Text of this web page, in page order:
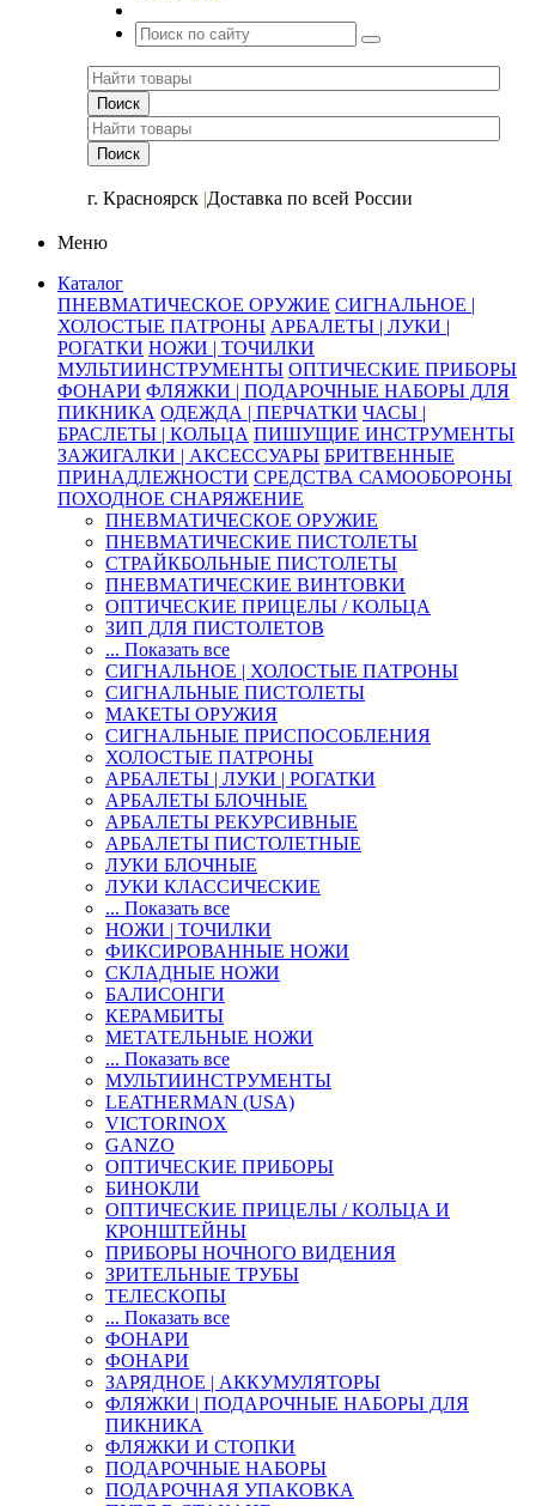
г. Красноярск |Доставка по всей России
Меню
Каталог
ПНЕВМАТИЧЕСКОЕ ОРУЖИЕ СИГНАЛЬНОЕ |
ХОЛОСТЫЕ ПАТРОНЫ АРБАЛЕТЫ | ЛУКИ |
РОГАТКИ НОЖИ | ТОЧИЛКИ
МУЛЬТИИНСТРУМЕНТЫ ОПТИЧЕСКИЕ ПРИБОРЫ
ФОНАРИ ФЛЯЖКИ | ПОДАРОЧНЫЕ НАБОРЫ ДЛЯ
ПИКНИКА ОДЕЖДА | ПЕРЧАТКИ ЧАСЫ |
БРАСЛЕТЫ | КОЛЬЦА ПИШУЩИЕ ИНСТРУМЕНТЫ
ЗАЖИГАЛКИ | АКСЕССУАРЫ БРИТВЕННЫЕ
ПРИНАДЛЕЖНОСТИ СРЕДСТВА САМООБОРОНЫ
ПОХОДНОЕ СНАРЯЖЕНИЕ
ПНЕВМАТИЧЕСКОЕ ОРУЖИЕ
ПНЕВМАТИЧЕСКИЕ ПИСТОЛЕТЫ
СТРАЙКБОЛЬНЫЕ ПИСТОЛЕТЫ
ПНЕВМАТИЧЕСКИЕ ВИНТОВКИ
ОПТИЧЕСКИЕ ПРИЦЕЛЫ / КОЛЬЦА
ЗИП ДЛЯ ПИСТОЛЕТОВ
... Показать все
СИГНАЛЬНОЕ | ХОЛОСТЫЕ ПАТРОНЫ
СИГНАЛЬНЫЕ ПИСТОЛЕТЫ
МАКЕТЫ ОРУЖИЯ
СИГНАЛЬНЫЕ ПРИСПОСОБЛЕНИЯ
ХОЛОСТЫЕ ПАТРОНЫ
АРБАЛЕТЫ | ЛУКИ | РОГАТКИ
АРБАЛЕТЫ БЛОЧНЫЕ
АРБАЛЕТЫ РЕКУРСИВНЫЕ
АРБАЛЕТЫ ПИСТОЛЕТНЫЕ
ЛУКИ БЛОЧНЫЕ
ЛУКИ КЛАССИЧЕСКИЕ
... Показать все
НОЖИ | ТОЧИЛКИ
ФИКСИРОВАННЫЕ НОЖИ
СКЛАДНЫЕ НОЖИ
БАЛИСОНГИ
КЕРАМБИТЫ
МЕТАТЕЛЬНЫЕ НОЖИ
... Показать все
МУЛЬТИИНСТРУМЕНТЫ
LEATHERMAN (USA)
VICTORINOX
GANZO
ОПТИЧЕСКИЕ ПРИБОРЫ
БИНОКЛИ
ОПТИЧЕСКИЕ ПРИЦЕЛЫ / КОЛЬЦА И
КРОНШТЕЙНЫ
ПРИБОРЫ НОЧНОГО ВИДЕНИЯ
ЗРИТЕЛЬНЫЕ ТРУБЫ
ТЕЛЕСКОПЫ
... Показать все
ФОНАРИ
ФОНАРИ
ЗАРЯДНОЕ | АККУМУЛЯТОРЫ
ФЛЯЖКИ | ПОДАРОЧНЫЕ НАБОРЫ ДЛЯ
ПИКНИКА
ФЛЯЖКИ И СТОПКИ
ПОДАРОЧНЫЕ НАБОРЫ
ПОДАРОЧНАЯ УПАКОВКА